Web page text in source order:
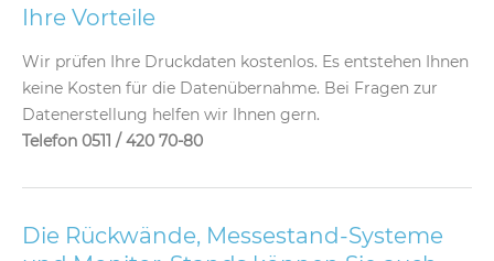
Ihre Vorteile
Wir prüfen Ihre Druckdaten kostenlos. Es entstehen Ihnen
keine Kosten für die Datenübernahme. Bei Fragen zur
Datenerstellung helfen wir Ihnen gern.
Telefon 0511 / 420 70-80
Die Rückwände, Messestand-Systeme